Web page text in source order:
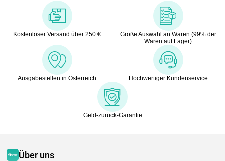
Kostenloser Versand über 250 €
Große Auswahl an Waren (99% der
Waren auf Lager)
Ausgabestellen in Österreich Hochwertiger Kundenservice
Geld-zurück-Garantie
Über uns